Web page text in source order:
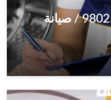
فني تصليح غسالات السرة / 98025055 / صيانة